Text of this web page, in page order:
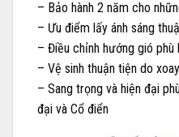
– Bảo hành 2 năm cho
– Ưu điểm lấy ánh sáng
– Điều chỉnh hướng gió phù
– Vệ sinh thuận tiện do
– Sang trọng và hiện đại
đại và Cổ điển